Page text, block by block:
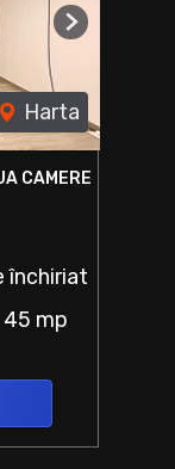
Harta
Next
CAMERE
închiriat
45 mp